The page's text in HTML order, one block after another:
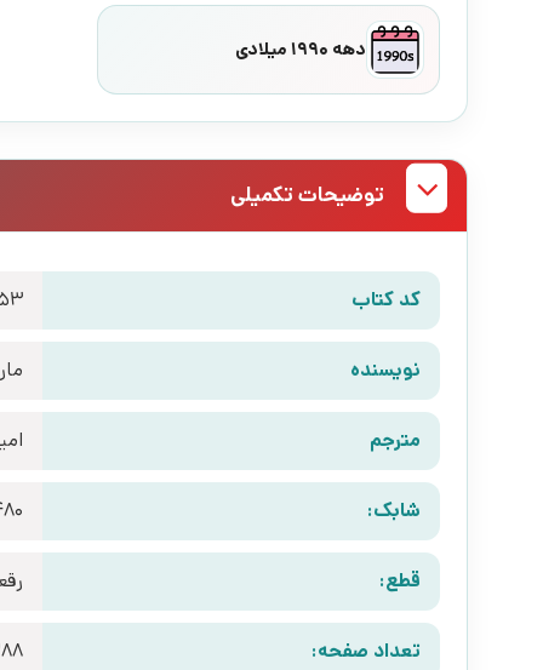
دهه 1990 میلادی
توضیحات تکمیلی
کد کتاب
نویسنده
مترجم
شابک:
قطع:
تعداد صفحه: